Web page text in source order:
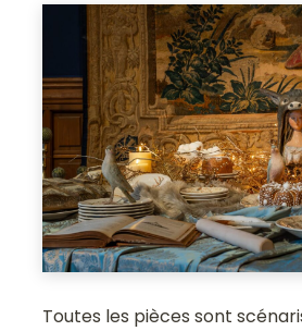
Toutes les pièces sont